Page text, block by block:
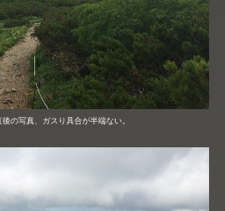
の写真、ガスり具合が半端ない。